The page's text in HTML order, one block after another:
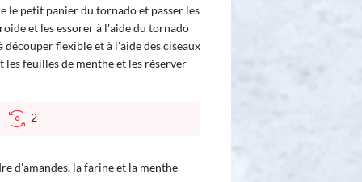
le petit panier du tornado et passer les
et les essorer à l'aide du tornado
découper flexible et à l'aide des ciseaux
les feuilles de menthe et les réserver
2
d'amandes, la farine et la menthe